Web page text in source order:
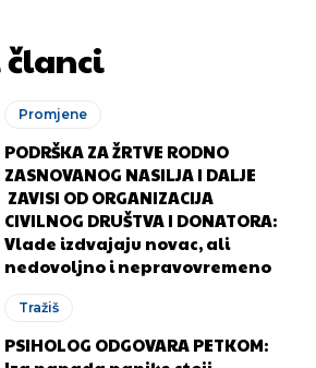
članci
Promjene
PODRŠKA ZA ŽRTVE RODNO
ZASNOVANOG NASILJA I DALJE
ZAVISI OD ORGANIZACIJA
CIVILNOG DRUŠTVA I DONATORA:
Vlade izdvajaju novac, ali
nedovoljno i nepravovremeno
Tražiš
PSIHOLOG ODGOVARA PETKOM: